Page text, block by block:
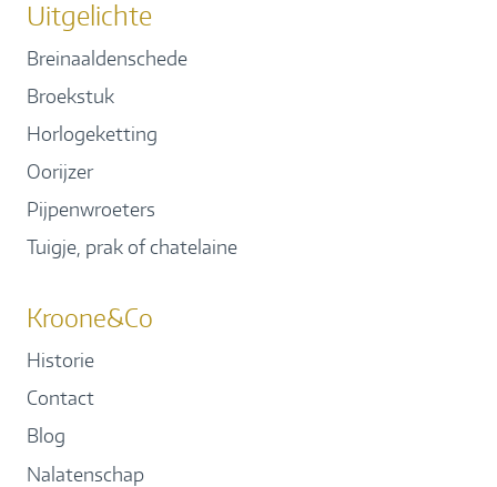
Uitgelichte
Breinaaldenschede
Broekstuk
Horlogeketting
Oorijzer
Pijpenwroeters
Tuigje, prak of chatelaine
Kroone&Co
Historie
Contact
Blog
Nalatenschap